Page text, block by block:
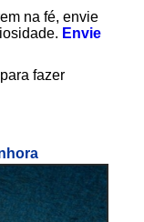
na fé, envie
Envie
fazer